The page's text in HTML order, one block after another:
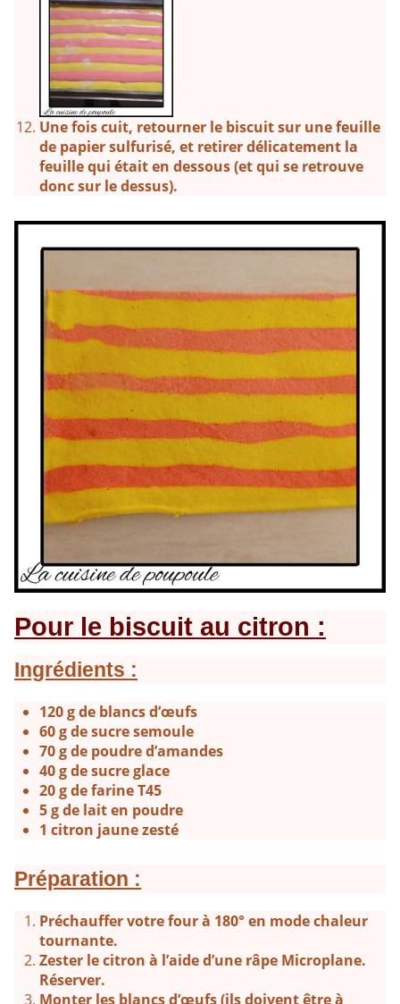
Une fois cuit, retourner le biscuit sur une feuille
de papier sulfurisé, et retirer délicatement la
feuille qui était en dessous (et qui se retrouve
donc sur le dessus).
Pour le biscuit au citron :
Ingrédients :
120 g de blancs d’œufs
60 g de sucre semoule
70 g de poudre d’amandes
40 g de sucre glace
20 g de farine T45
5 g de lait en poudre
1 citron jaune zesté
Préparation :
Préchauffer votre four à 180° en mode chaleur
tournante.
Zester le citron à l’aide d’une râpe Microplane.
Réserver.
Monter les blancs d’œufs (ils doivent être à